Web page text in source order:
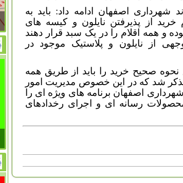
شهرداری اصفهان ادامه داد: باید به
از پذیرفتن نایلون و کیسه های
و همه اقلام را در یک سبد قرار دهند
از نایلون و پلاستیک موجود در
نحوه صحیح خرید را باید از طریق همه
شد که در این خصوص مدیریت امور
اصفهان برنامه های ویژه ای را
رسانه ای و اجرای رخدادهای